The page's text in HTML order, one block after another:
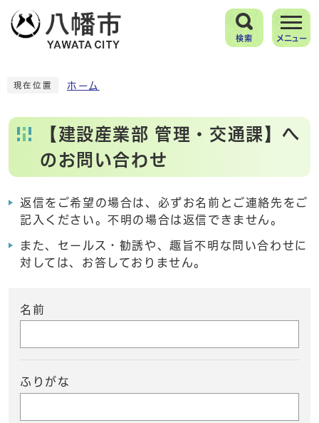
検索 メニュー
現在位置 ホーム
【建設産業部 管理・交通課】へ
のお問い合わせ
返信をご希望の場合は、必ずお名前とご連絡先をご
記入ください。不明の場合は返信できません。
また、セールス・勧誘や、趣旨不明な問い合わせに
対しては、お答しておりません。
名前
ふりがな